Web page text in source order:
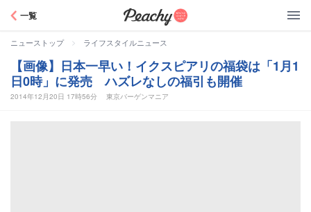
一覧
ニューストップ > ライフスタイルニュース
【画像】日本一早い！イクスピアリの福袋は「1月1
日0時」に発売 ハズレなしの福引も開催
2014年12月20日 17時56分 東京バーゲンマニア